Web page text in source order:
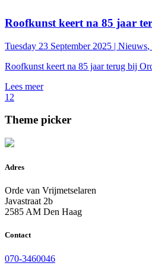
Roofkunst keert na 85 jaar
Tuesday 23 September 2025 | Nieuws,
Roofkunst keert na 85 jaar terug bij
Lees meer
1 2
Theme picker
Adres
Orde van Vrijmetselaren
Javastraat 2b
2585 AM Den Haag
Contact
070-3460046